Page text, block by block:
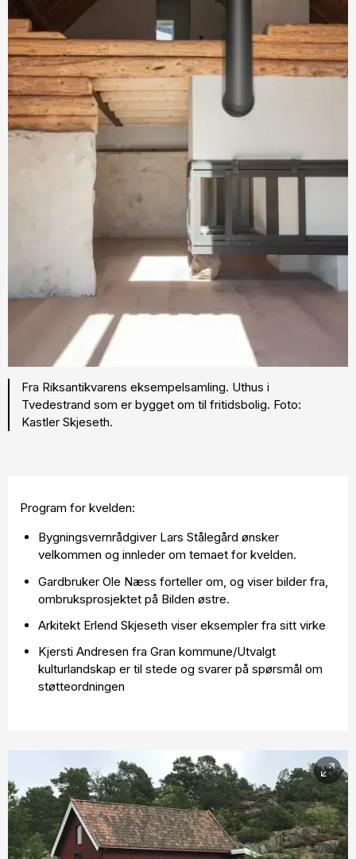
Fra Riksantikvarens eksempelsamling. Uthus i
Tvedestrand som er bygget om til fritidsbolig. Foto:
Kastler Skjeseth.
Program for kvelden:
Bygningsvernrådgiver Lars Stålegård ønsker
velkommen og innleder om temaet for kvelden.
Gardbruker Ole Næss forteller om, og viser bilder fra,
ombruksprosjektet på Bilden østre.
Arkitekt Erlend Skjeseth viser eksempler fra sitt virke
Kjersti Andresen fra Gran kommune/Utvalgt
kulturlandskap er til stede og svarer på spørsmål om
støtteordningen